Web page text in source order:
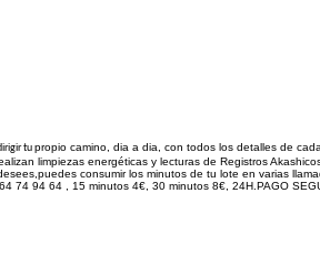
tupropio camino, dia a dia, con todos los detalles de
limpiezas energéticas y lecturas de Registros
consumir los minutos de tu lote en varias
74 94 64 , 15 minutos 4€, 30 minutos 8€, 24H.PAGO